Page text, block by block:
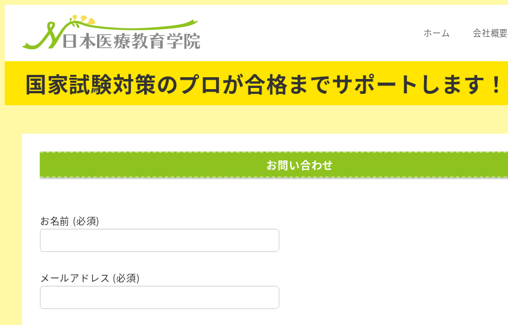
ホーム 会社概要
国家試験対策のプロが合格までサポートします！
お問い合わせ
お名前 (必須)
メールアドレス (必須)